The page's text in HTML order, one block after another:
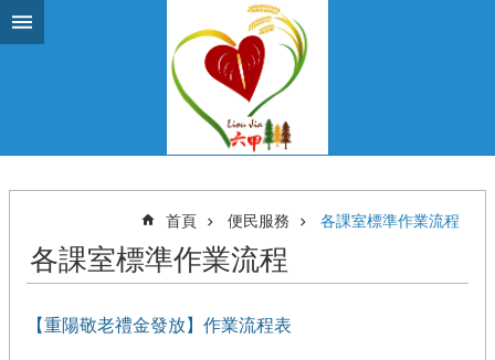
跳到主要內容區塊
首頁 便民服務 各課室標準作業流程
各課室標準作業流程
【重陽敬老禮金發放】作業流程表